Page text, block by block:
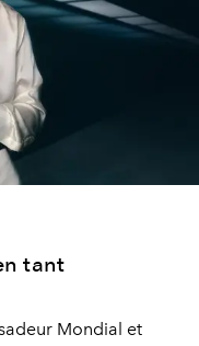
tant
Mondial et